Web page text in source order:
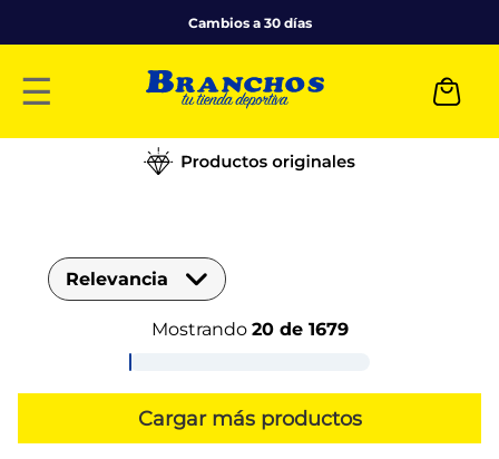
Cambios a 30 días
☰
Relevancia
Mostrando 20 de 1679